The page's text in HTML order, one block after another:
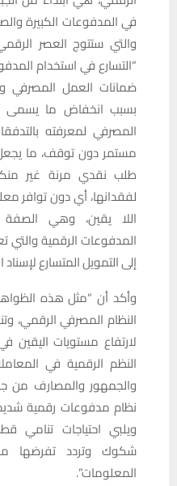
في المدفوعات الكبيرة
والتي ستتوج العصر
“التسارع في استخدام
ضمانات العمل المصرفي
بسبب انخفاض ما يسمى
المصرفي لمعرفته
مستمر دون توقف، ما
طلب نقدي مرنة غير
لفقدانها، أي دون توافر
اللا يقين، وهي
المدفوعات الرقمية
إلى التمويل المتسارع
وأكد أن “مثل هذه
النظام المصرفي الرقمي،
لارتفاع مستويات اليقين
النظم الرقمية في
والجمهور والمصارف من
نظام مدفوعات رقمية
ويلبي احتياجات تنامي
شكوك وتردد تفرضها
المعلومات”.